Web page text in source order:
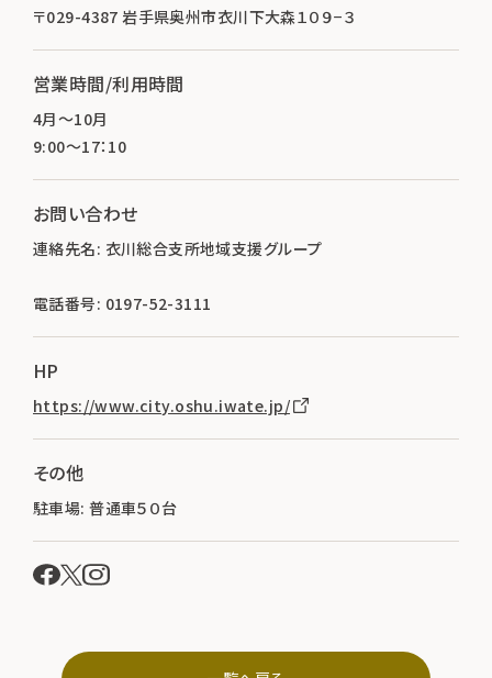
〒029-4387 岩手県奥州市衣川下大森１０９−３
営業時間/利用時間
4月～10月
9:00～17：10
お問い合わせ
連絡先名: 衣川総合支所地域支援グループ
電話番号: 0197-52-3111
HP
https://www.city.oshu.iwate.jp/
その他
駐車場: 普通車５０台